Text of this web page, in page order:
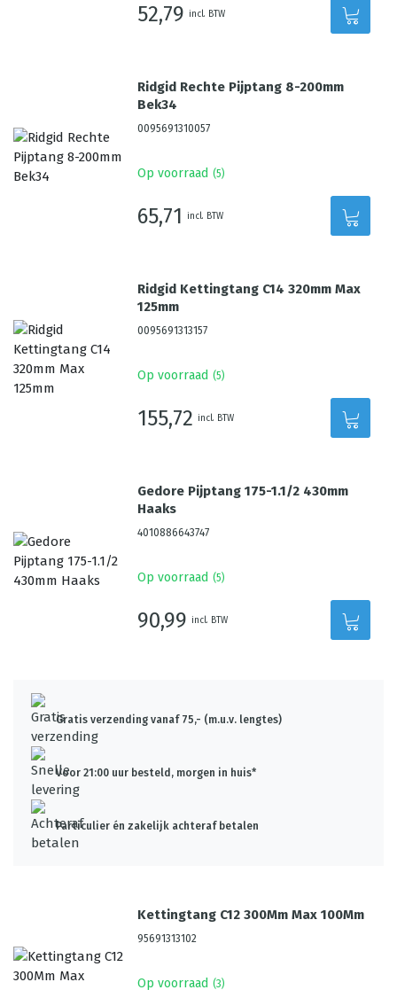
52,79 incl. BTW
Ridgid Rechte Pijptang 8-200mm
Bek34
0095691310057
Op voorraad (5)
65,71 incl. BTW
Ridgid Kettingtang C14 320mm Max
125mm
0095691313157
Op voorraad (5)
155,72 incl. BTW
Gedore Pijptang 175-1.1/2 430mm
Haaks
4010886643747
Op voorraad (5)
90,99 incl. BTW
Gratis verzending vanaf 75,- (m.u.v. lengtes)
Voor 21:00 uur besteld, morgen in huis*
Particulier én zakelijk achteraf betalen
Kettingtang C12 300Mm Max 100Mm
95691313102
Op voorraad (3)